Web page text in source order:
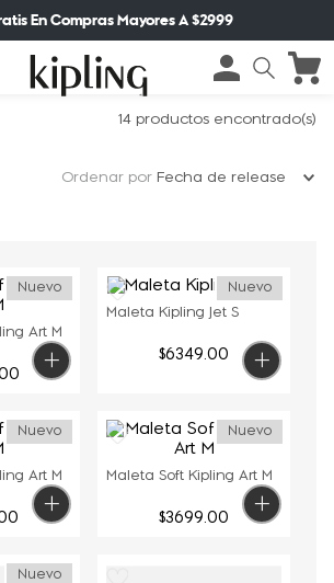
En Compras Mayores A $2999
14 productos
Ordenar por Fecha de release
Nuevo
Art M
Nuevo
Maleta Kipling Jet S
$6349.00
Nuevo
Art M
Nuevo
Maleta Soft Kipling Art M
$3699.00
Nuevo